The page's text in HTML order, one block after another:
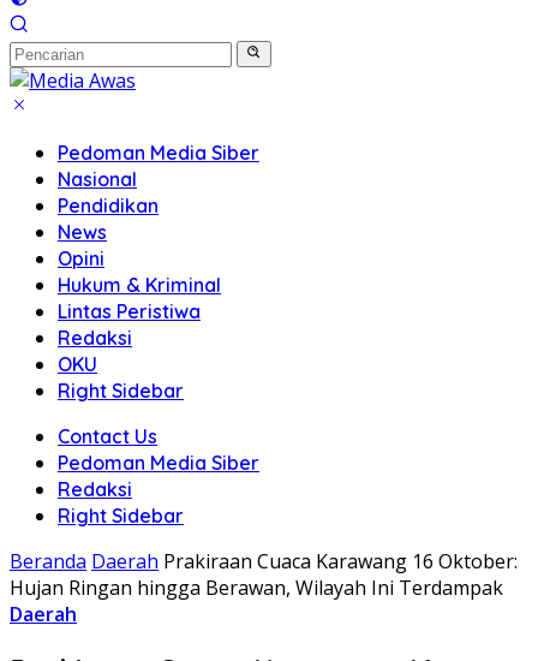
Pedoman Media Siber
Nasional
Pendidikan
News
Opini
Hukum & Kriminal
Lintas Peristiwa
Redaksi
OKU
Right Sidebar
Contact Us
Pedoman Media Siber
Redaksi
Right Sidebar
Beranda Daerah Prakiraan Cuaca Karawang 16 Oktober:
Hujan Ringan hingga Berawan, Wilayah Ini Terdampak
Daerah